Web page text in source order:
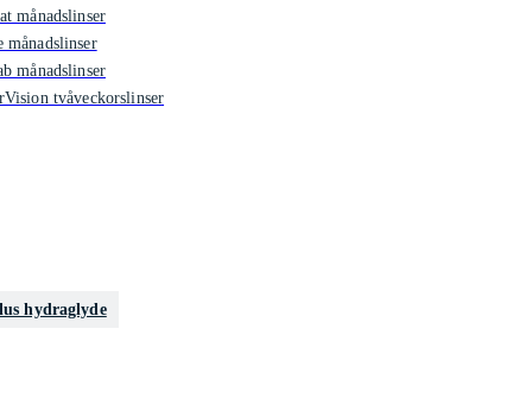
månadslinser
månadslinser
månadslinser
tvåveckorslinser
hydraglyde